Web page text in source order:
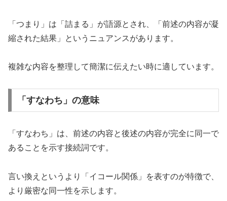
「つまり」は「詰まる」が語源とされ、「前述の内容が凝
縮された結果」というニュアンスがあります。
複雑な内容を整理して簡潔に伝えたい時に適しています。
「すなわち」の意味
「すなわち」は、前述の内容と後述の内容が完全に同一で
あることを示す接続詞です。
言い換えというより「イコール関係」を表すのが特徴で、
より厳密な同一性を示します。